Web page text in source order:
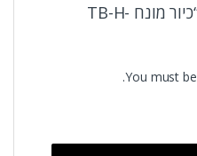
היה הראשון לסקור את “כיור מונח TB-H-
You must be